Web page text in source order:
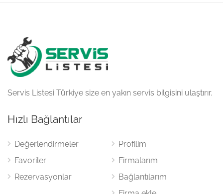
Servis Listesi Türkiye size en yakın servis bilgisini ulaştırır.
Hızlı Bağlantılar
Değerlendirmeler
Favoriler
Rezervasyonlar
Profilim
Firmalarım
Bağlantılarım